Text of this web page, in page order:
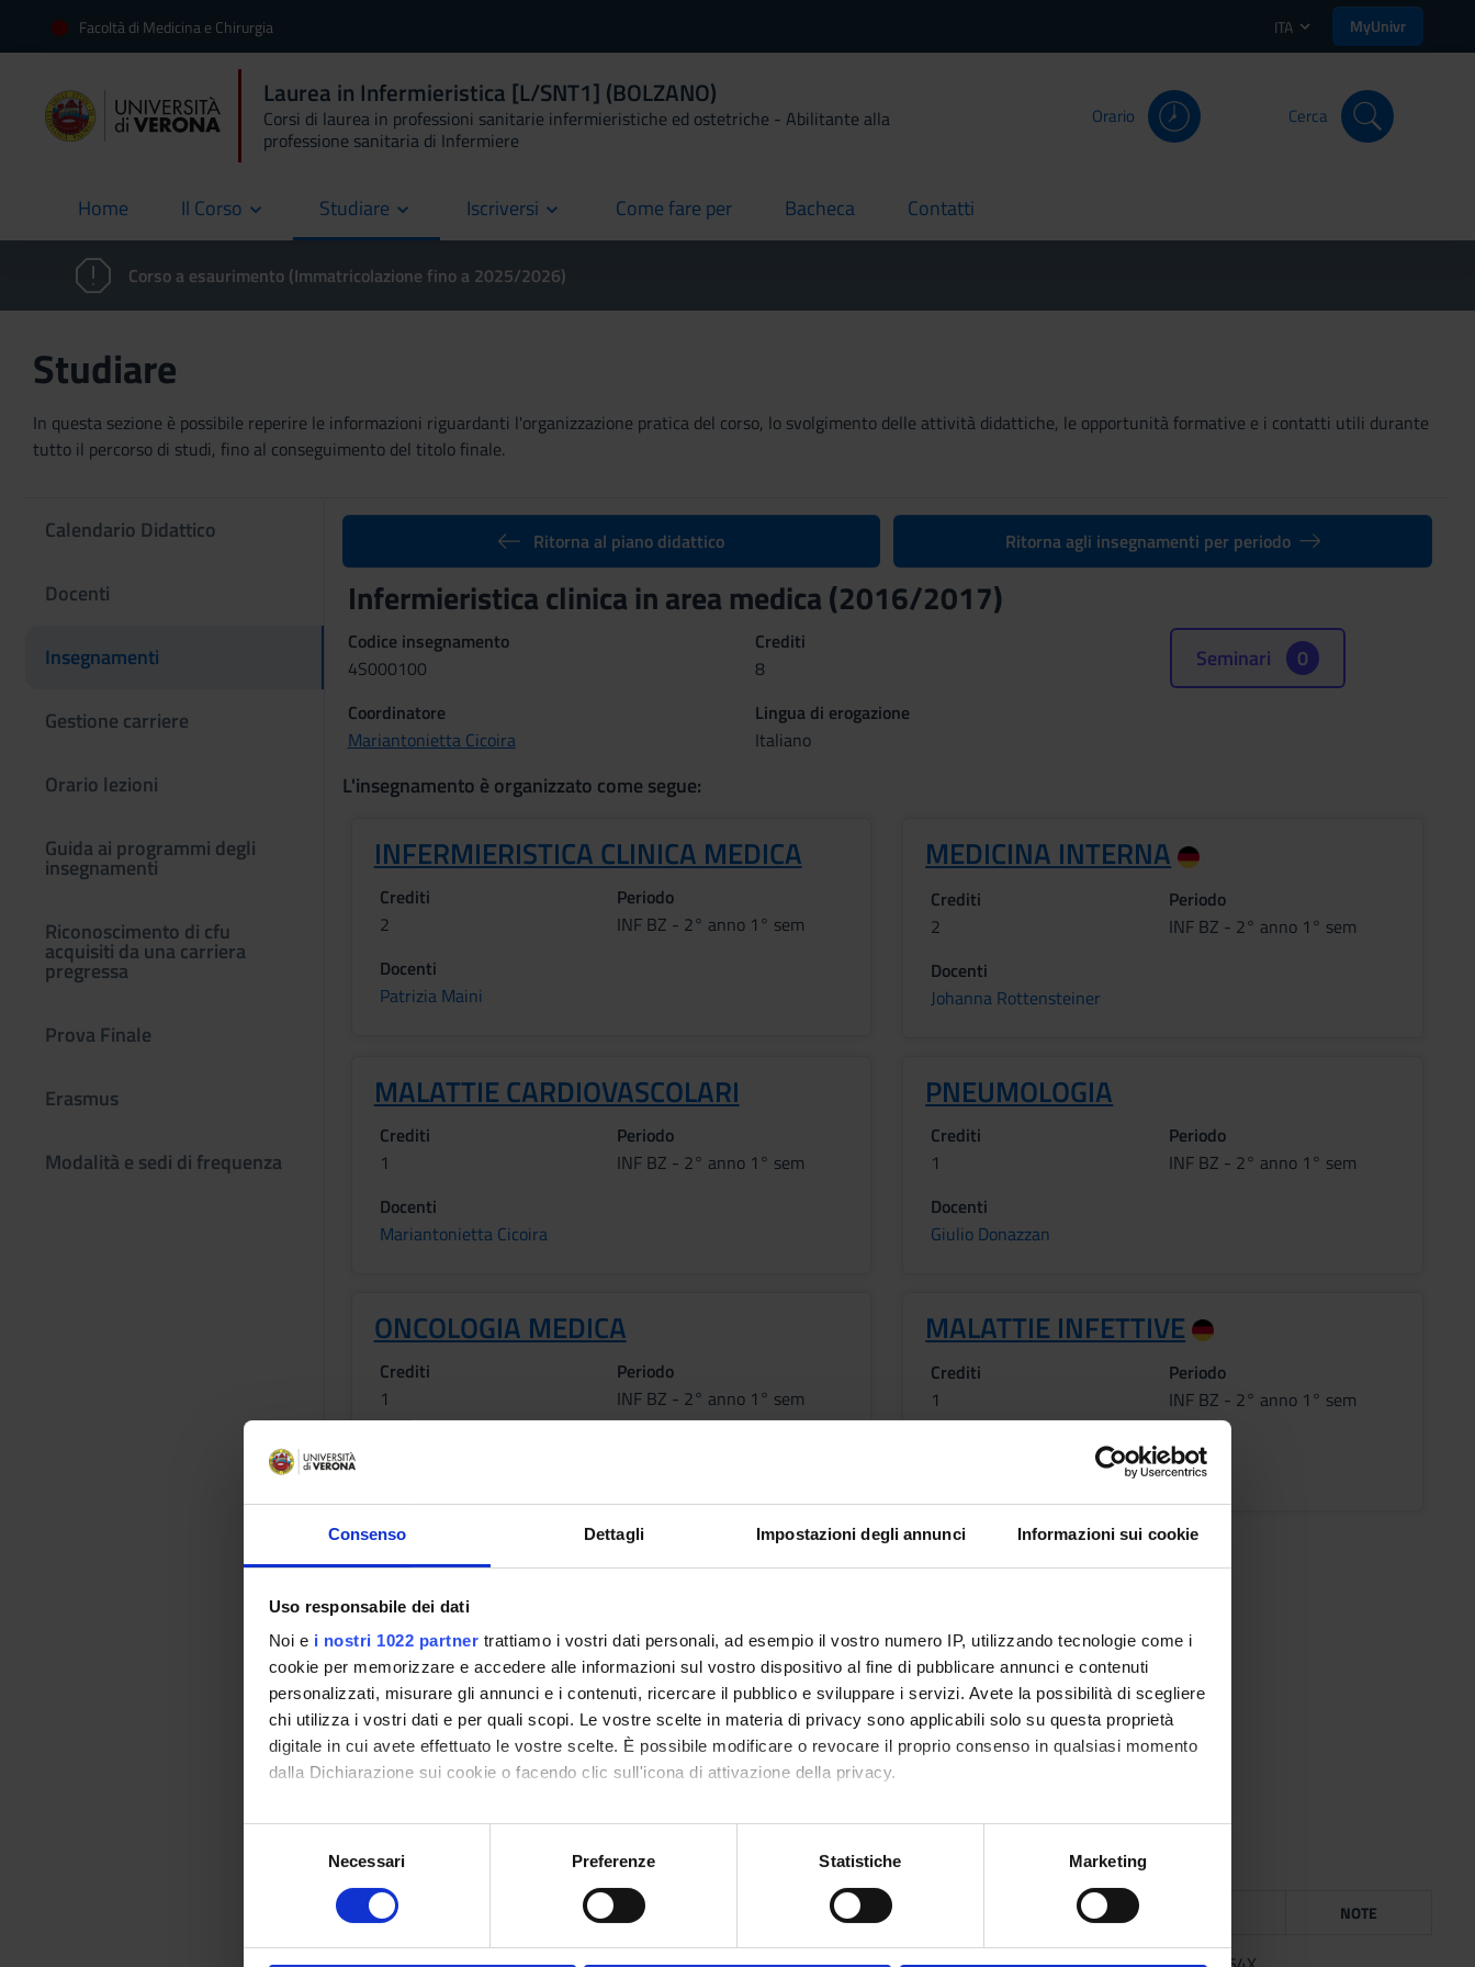
Consenso Dettagli Impostazioni degli annunci Informazioni sui cookie
Uso responsabile dei dati
Noi e i nostri 1022 partner trattiamo i vostri dati personali, ad esempio il vostro numero IP, utilizzando tecnologie come i
cookie per memorizzare e accedere alle informazioni sul vostro dispositivo al fine di pubblicare annunci e contenuti
personalizzati, misurare gli annunci e i contenuti, ricercare il pubblico e sviluppare i servizi. Avete la possibilità di scegliere
chi utilizza i vostri dati e per quali scopi. Le vostre scelte in materia di privacy sono applicabili solo su questa proprietà
digitale in cui avete effettuato le vostre scelte. È possibile modificare o revocare il proprio consenso in qualsiasi momento
dalla Dichiarazione sui cookie o facendo clic sull'icona di attivazione della privacy.
Con il tuo consenso, vorremmo anche:
raccogliere informazioni sulla tua posizione geografica, con un'approssimazione di qualche metro,
digitali).
Necessari Preferenze Statistiche Marketing
Facoltà di Medicina e Chirurgia ITA MyUnivr
Laurea in Infermieristica [L/SNT1] (BOLZANO)
Corsi di laurea in professioni sanitarie infermieristiche ed ostetriche - Abilitante alla
professione sanitaria di Infermiere
Orario Cerca
Home
current Il Corso Studiare Iscriversi Come fare per
current Bacheca
current Contatti
current
Corso a esaurimento (Immatricolazione fino a 2025/2026)
Studiare
In questa sezione è possibile reperire le informazioni riguardanti l'organizzazione pratica del corso, lo svolgimento delle attività didattiche, le opportunità formative e i contatti utili durante
tutto il percorso di studi, fino al conseguimento del titolo finale.
Calendario Didattico
Docenti
Insegnamenti
Gestione carriere
Orario lezioni
Guida ai programmi degli
insegnamenti
Riconoscimento di cfu
acquisiti da una carriera
pregressa
Prova Finale
Erasmus
Modalità e sedi di frequenza
Ritorna al piano didattico Ritorna agli insegnamenti per periodo
Infermieristica clinica in area medica (2016/2017)
Codice insegnamento
4S000100
Crediti
8
Coordinatore
Mariantonietta Cicoira
Lingua di erogazione
Italiano
Seminari 0
L'insegnamento è organizzato come segue:
INFERMIERISTICA CLINICA MEDICA
Crediti
2
Periodo
INF BZ - 2° anno 1° sem
Docenti
Patrizia Maini
MEDICINA INTERNA
Crediti
2
Periodo
INF BZ - 2° anno 1° sem
Docenti
Johanna Rottensteiner
MALATTIE CARDIOVASCOLARI
Crediti
1
Periodo
INF BZ - 2° anno 1° sem
Docenti
Mariantonietta Cicoira
PNEUMOLOGIA
Crediti
1
Periodo
INF BZ - 2° anno 1° sem
Docenti
Giulio Donazzan
ONCOLOGIA MEDICA
Crediti
1
Periodo
INF BZ - 2° anno 1° sem
MALATTIE INFETTIVE
Crediti
1
Periodo
INF BZ - 2° anno 1° sem
Obiettivi formativi
Imparare ad acquisire il metodo clinico attraverso la discussione di casi clinici.
Imparare le basi dell'ECG di base e sue principali alterazioni.
Programma
Cardiopatia ischemica; aterosclerosi; fattori di rischio CV.
Prevenzione cardiovascolare secondaria.
ECG; aritmie; principali alterazioni elettrocardiografiche.
Bibliografia
Testi di riferimento
AUTORE ANNO NOTE